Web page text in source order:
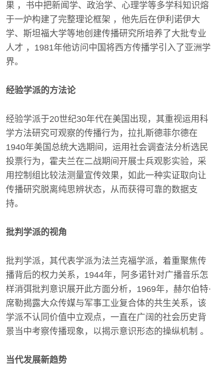
果 ，书中把新闻学、政治学、心理学等多学科知识熔
于一炉构建了完整理论框架 ，他先后在伊利诺伊大
学、斯坦福大学等地创建传播研究所培养了大批专业
人才 ，1981年他访问中国将西方传播学引入了亚洲学
界。
经验学派的方法论
经验学派于20世纪30年代在美国出现，其重视运用科
学方法研究可观察的传播行为，拉扎斯德菲尔德在
1940年美国总统大选期间，运用社会调查法分析选民
投票行为，霍夫兰在二战期间开展士兵观影实验，采
用控制组比较法测量宣传效果，如此一种实证取向让
传播研究脱离纯思辨状态，从而获得可靠的数据支
持。
批判学派的视角
批判学派，其代表学派为法兰克福学派，着重聚焦传
播背后的权力关系，1944年，阿多诺针对广播音乐怎
样消弭批判意识展开此方面分析，1969年，赫尔伯特·
席勒揭露大众传媒与军事工业复合体的共生关系，该
学派不认同价值中立观点，一直在广阔的社会历史背
景当中考察传播现象，以揭示意识形态的操纵机制 。
当代发展新趋势